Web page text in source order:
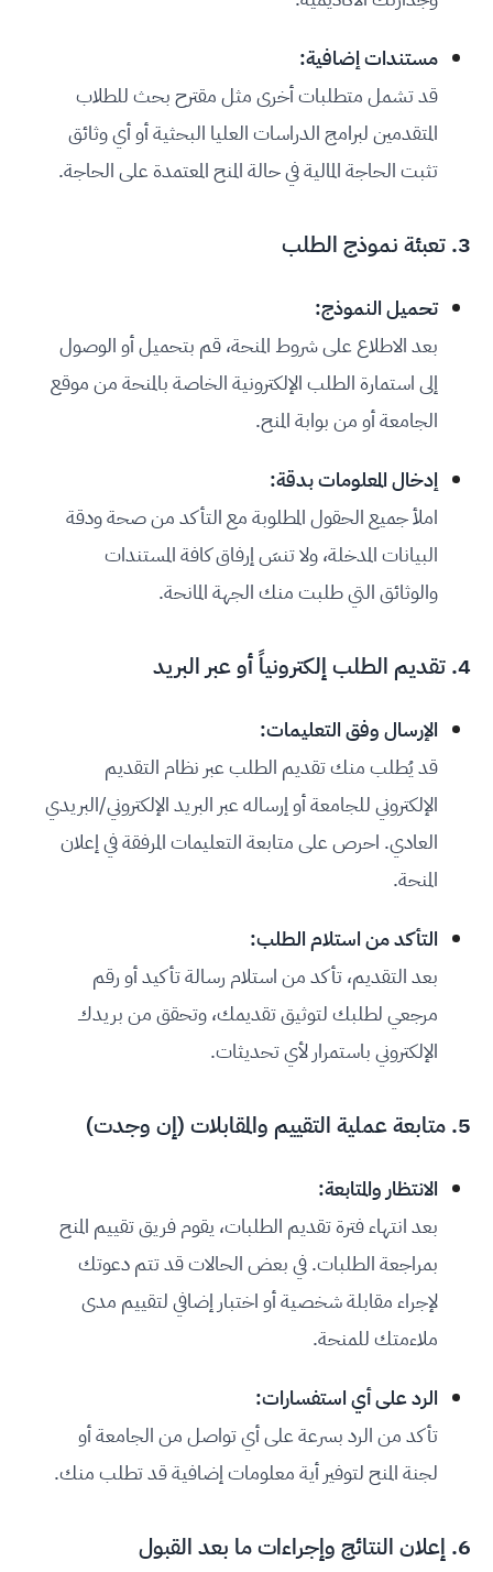
مستندات إضافية:
قد تشمل متطلبات أخرى مثل مقترح بحث للطلاب
المتقدمين لبرامج الدراسات العليا البحثية أو أي وثائق
تثبت الحاجة المالية في حالة المنح المعتمدة على الحاجة.
3. تعبئة نموذج الطلب
تحميل النموذج:
بعد الاطلاع على شروط المنحة، قم بتحميل أو الوصول
إلى استمارة الطلب الإلكترونية الخاصة بالمنحة من موقع
الجامعة أو من بوابة المنح.
إدخال المعلومات بدقة:
املأ جميع الحقول المطلوبة مع التأكد من صحة ودقة
البيانات المدخلة، ولا تنسَ إرفاق كافة المستندات
والوثائق التي طلبت منك الجهة المانحة.
4. تقديم الطلب إلكترونياً أو عبر البريد
الإرسال وفق التعليمات:
قد يُطلب منك تقديم الطلب عبر نظام التقديم
الإلكتروني للجامعة أو إرساله عبر البريد الإلكتروني/البريدي
العادي. احرص على متابعة التعليمات المرفقة في إعلان
المنحة.
التأكد من استلام الطلب:
بعد التقديم، تأكد من استلام رسالة تأكيد أو رقم
مرجعي لطلبك لتوثيق تقديمك، وتحقق من بريدك
الإلكتروني باستمرار لأي تحديثات.
5. متابعة عملية التقييم والمقابلات (إن وجدت)
الانتظار والمتابعة:
بعد انتهاء فترة تقديم الطلبات، يقوم فريق تقييم المنح
بمراجعة الطلبات. في بعض الحالات قد تتم دعوتك
لإجراء مقابلة شخصية أو اختبار إضافي لتقييم مدى
ملاءمتك للمنحة.
الرد على أي استفسارات:
تأكد من الرد بسرعة على أي تواصل من الجامعة أو
لجنة المنح لتوفير أية معلومات إضافية قد تطلب منك.
6. إعلان النتائج وإجراءات ما بعد القبول